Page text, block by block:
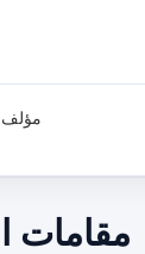
مقامات